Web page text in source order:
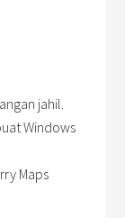
jahil.
Windows
Maps